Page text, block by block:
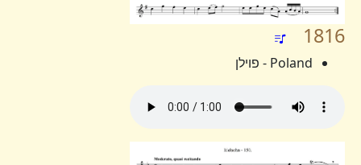
1816
Poland - פוילן